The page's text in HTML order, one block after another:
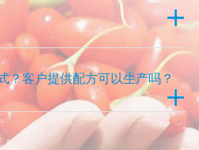
？客户提供配方可以生产吗？